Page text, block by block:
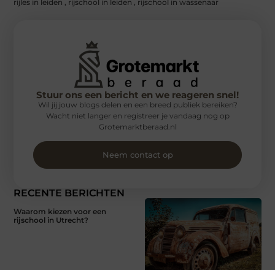
rijles in leiden , rijschool in leiden , rijschool in wassenaar
RECENTE BERICHTEN
Waarom kiezen voor een
rijschool in Utrecht?
Stuur ons een bericht en we reageren snel!
Wil jij jouw blogs delen en een breed publiek bereiken?
Wacht niet langer en registreer je vandaag nog op
Grotemarktberaad.nl
Neem contact op